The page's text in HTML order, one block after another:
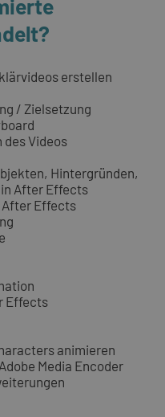
erstellen
/ Zielsetzung
Videos
Hintergründen,
After Effects
After Effects
Effects
animieren
Media Encoder